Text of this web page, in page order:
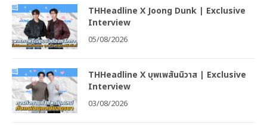
THHeadline X Joong Dunk | Exclusive
Interview
05/08/2026
THHeadline X บุพเพสันนิวาส | Exclusive
Interview
03/08/2026